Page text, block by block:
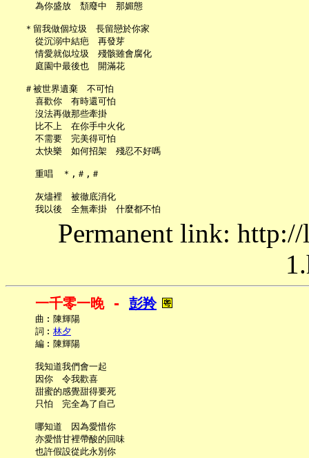
     為你盛放　頹廢中　那媚態
   ＊留我做個垃圾　長留戀於你家
     從沉溺中結疤　再發芽
     情愛就似垃圾　殘骸雖會腐化
     庭園中最後也　開滿花
   ＃被世界遺棄　不可怕
     喜歡你　有時還可怕
     沒法再做那些牽掛
     比不上　在你手中火化
     不需要　完美得可怕
     太快樂　如何招架　殘忍不好嗎
     重唱　＊,＃,＃
     灰燼裡　被徹底消化
Permanent link:
一千零一晚 - 彭羚
     曲︰陳輝陽
     詞︰
林夕
     編︰陳輝陽
     我知道我們會一起
     因你　令我歡喜
     甜蜜的感覺甜得要死
     只怕　完全為了自己
     哪知道　因為愛惜你
     亦愛惜甘裡帶酸的回味
     也許假設從此永別你